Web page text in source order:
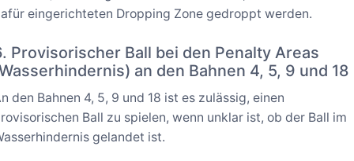
eingerichteten Dropping Zone gedroppt werden.
Provisorischer Ball bei den Penalty Areas
an den Bahnen 4, 5, 9 und 18
den Bahnen 4, 5, 9 und 18 ist es zulässig, einen
Ball zu spielen, wenn unklar ist, ob der Ball im
gelandet ist.